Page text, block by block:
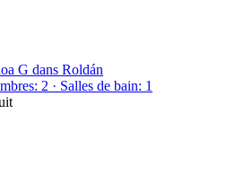
G dans Roldán
2 · Salles de bain: 1